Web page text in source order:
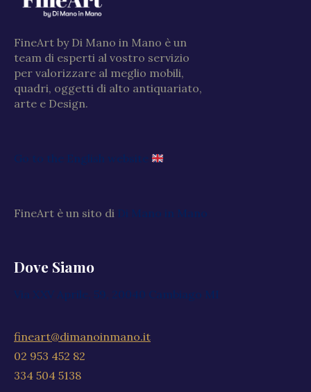
FineArt by Di Mano in Mano è un
team di esperti al vostro servizio
per valorizzare al meglio mobili,
quadri, oggetti di alto antiquariato,
arte e Design.
Go to the English website
FineArt è un sito di Di Mano in Mano
Dove Siamo
Via XXV Aprile, 59, 20040 Cambiago MI
fineart@dimanoinmano.it
02 953 452 82
334 504 5138